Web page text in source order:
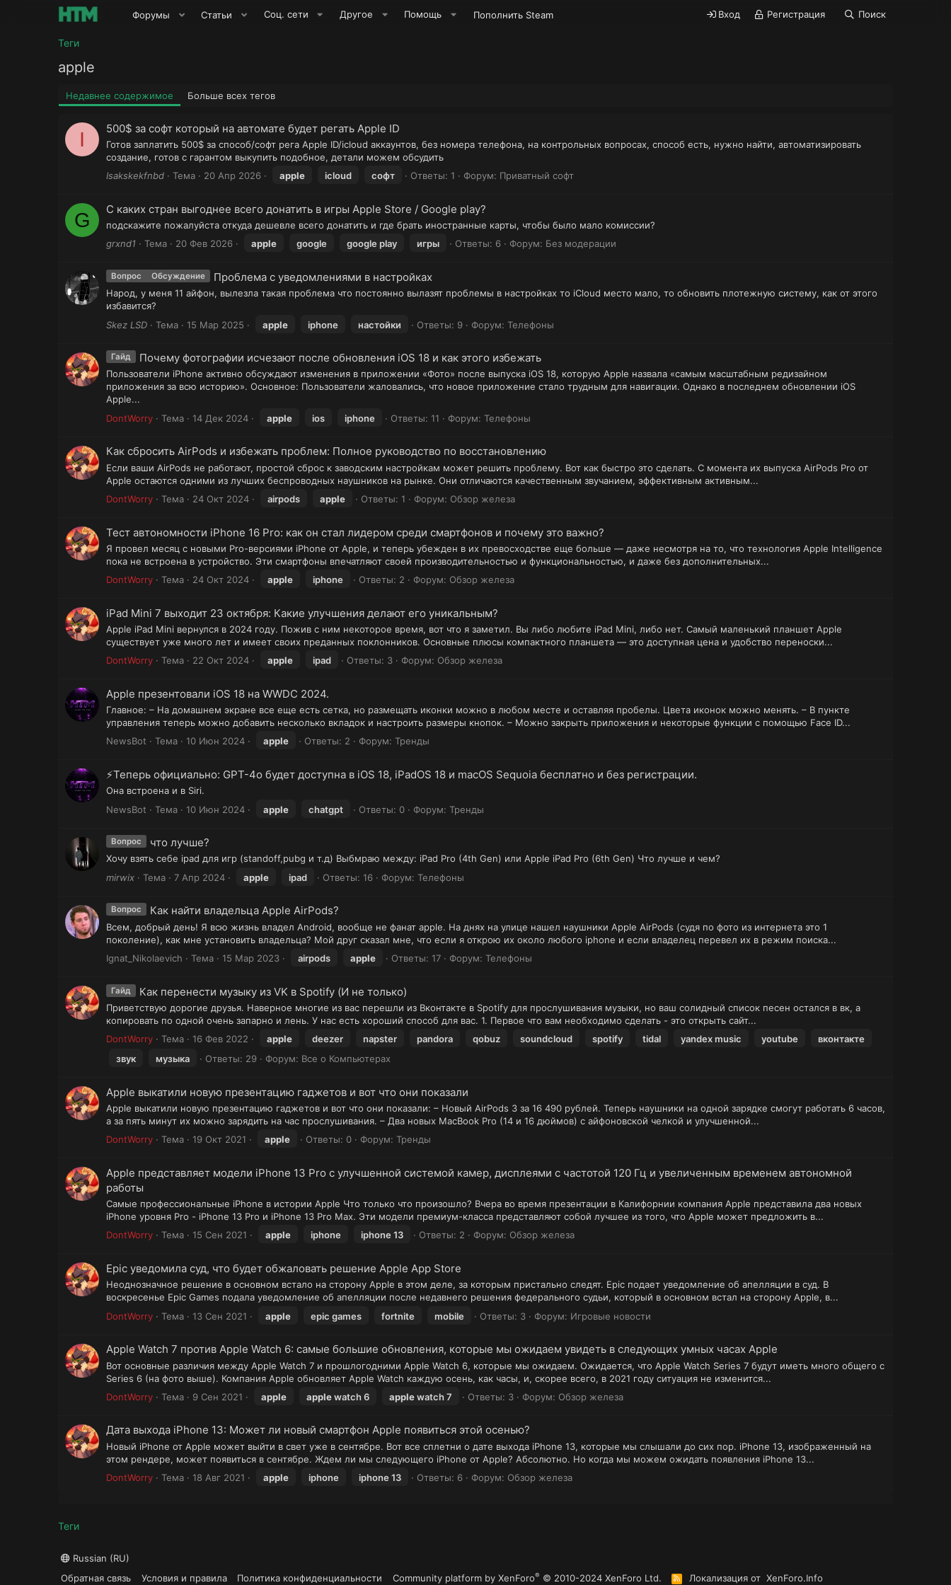
Форумы Статьи Соц. сети Другое Помощь Пополнить Steam Вход Регистрация Поиск
Теги
apple
Недавнее содержимое Больше всех тегов
I 500$ за софт который на автомате будет регать Apple ID
Готов заплатить 500$ за способ/софт рега Apple ID/icloud аккаунтов, без номера телефона, на контрольных вопросах, способ есть, нужно найти, автоматизировать
создание, готов с гарантом выкупить подобное, детали можем обсудить
Isakskekfnbd
Тема 20 Апр 2026 apple icloud софт Ответы: 1 Форум: Приватный софт
G С каких стран выгоднее всего донатить в игры Apple Store / Google play?
подскажите пожалуйста откуда дешевле всего донатить и где брать иностранные карты, чтобы было мало комиссии?
grxnd1
Тема 20 Фев 2026 apple google google play игры Ответы: 6 Форум: Без модерации
Вопрос Обсуждение Проблема с уведомлениями в настройках
Народ, у меня 11 айфон, вылезла такая проблема что постоянно вылазят проблемы в настройках то iCloud место мало, то обновить плотежную систему, как от этого
избавится?
Skez LSD
Тема 15 Мар 2025 apple iphone настойки Ответы: 9 Форум: Телефоны
Гайд Почему фотографии исчезают после обновления iOS 18 и как этого избежать
Пользователи iPhone активно обсуждают изменения в приложении «Фото» после выпуска iOS 18, которую Apple назвала «самым масштабным редизайном
приложения за всю историю». Основное: Пользователи жаловались, что новое приложение стало трудным для навигации. Однако в последнем обновлении iOS
Apple...
DontWorry
Тема 14 Дек 2024 apple ios iphone Ответы: 11 Форум: Телефоны
Как сбросить AirPods и избежать проблем: Полное руководство по восстановлению
Если ваши AirPods не работают, простой сброс к заводским настройкам может решить проблему. Вот как быстро это сделать. С момента их выпуска AirPods Pro от
Apple остаются одними из лучших беспроводных наушников на рынке. Они отличаются качественным звучанием, эффективным активным...
DontWorry
Тема 24 Окт 2024 airpods apple Ответы: 1 Форум: Обзор железа
Тест автономности iPhone 16 Pro: как он стал лидером среди смартфонов и почему это важно?
Я провел месяц с новыми Pro-версиями iPhone от Apple, и теперь убежден в их превосходстве еще больше — даже несмотря на то, что технология Apple Intelligence
пока не встроена в устройство. Эти смартфоны впечатляют своей производительностью и функциональностью, и даже без дополнительных...
DontWorry
Тема 24 Окт 2024 apple iphone Ответы: 2 Форум: Обзор железа
iPad Mini 7 выходит 23 октября: Какие улучшения делают его уникальным?
Apple iPad Mini вернулся в 2024 году. Пожив с ним некоторое время, вот что я заметил. Вы либо любите iPad Mini, либо нет. Самый маленький планшет Apple
существует уже много лет и имеет своих преданных поклонников. Основные плюсы компактного планшета — это доступная цена и удобство переноски...
DontWorry
Тема 22 Окт 2024 apple ipad Ответы: 3 Форум: Обзор железа
Apple презентовали iOS 18 на WWDC 2024.
Главное: – На домашнем экране все еще есть сетка, но размещать иконки можно в любом месте и оставляя пробелы. Цвета иконок можно менять. – В пункте
управления теперь можно добавить несколько вкладок и настроить размеры кнопок. – Можно закрыть приложения и некоторые функции с помощью Face ID...
NewsBot
Тема 10 Июн 2024 apple Ответы: 2 Форум: Тренды
⚡Теперь официально: GPT-4o будет доступна в iOS 18, iPadOS 18 и macOS Sequoia бесплатно и без регистрации.
Она встроена и в Siri.
NewsBot
Тема 10 Июн 2024 apple chatgpt Ответы: 0 Форум: Тренды
Вопрос что лучше?
Хочу взять себе ipad для игр (standoff,pubg и т.д) Выбмраю между: iPad Pro (4th Gen) или Apple iPad Pro (6th Gen) Что лучше и чем?
mirwix
Тема 7 Апр 2024 apple ipad Ответы: 16 Форум: Телефоны
Вопрос Как найти владельца Apple AirPods?
Всем, добрый день! Я всю жизнь владел Android, вообще не фанат apple. На днях на улице нашел наушники Apple AirPods (судя по фото из интернета это 1
поколение), как мне установить владельца? Мой друг сказал мне, что если я открою их около любого iphone и если владелец перевел их в режим поиска...
Ignat_Nikolaevich
Тема 15 Мар 2023 airpods apple Ответы: 17 Форум: Телефоны
Гайд Как перенести музыку из VK в Spotify (И не только)
Приветствую дорогие друзья. Наверное многие из вас перешли из Вконтакте в Spotify для прослушивания музыки, но ваш солидный список песен остался в вк, а
копировать по одной очень запарно и лень. У нас есть хороший способ для вас. 1. Первое что вам необходимо сделать - это открыть сайт...
DontWorry
Тема 16 Фев 2022 apple deezer napster pandora qobuz soundcloud spotify tidal yandex music youtube
вконтакте
звук
музыка Ответы: 29 Форум: Все о Компьютерах
Apple выкатили новую презентацию гаджетов и вот что они показали
Apple выкатили новую презентацию гаджетов и вот что они показали: – Новый AirPods 3 за 16 490 рублей. Теперь наушники на одной зарядке смогут работать 6 часов,
а за пять минут их можно зарядить на час прослушивания. – Два новых MacBook Pro (14 и 16 дюймов) с айфоновской челкой и улучшенной...
DontWorry
Тема 19 Окт 2021 apple Ответы: 0 Форум: Тренды
Apple представляет модели iPhone 13 Pro с улучшенной системой камер, дисплеями с частотой 120 Гц и увеличенным временем автономной
работы
Самые профессиональные iPhone в истории Apple Что только что произошло? Вчера во время презентации в Калифорнии компания Apple представила два новых
iPhone уровня Pro - iPhone 13 Pro и iPhone 13 Pro Max. Эти модели премиум-класса представляют собой лучшее из того, что Apple может предложить в...
DontWorry
Тема 15 Сен 2021 apple iphone iphone 13 Ответы: 2 Форум: Обзор железа
Epic уведомила суд, что будет обжаловать решение Apple App Store
Неоднозначное решение в основном встало на сторону Apple в этом деле, за которым пристально следят. Epic подает уведомление об апелляции в суд. В
воскресенье Epic Games подала уведомление об апелляции после недавнего решения федерального судьи, который в основном встал на сторону Apple, в...
DontWorry
Тема 13 Сен 2021 apple epic games fortnite mobile Ответы: 3 Форум: Игровые новости
Apple Watch 7 против Apple Watch 6: самые большие обновления, которые мы ожидаем увидеть в следующих умных часах Apple
Вот основные различия между Apple Watch 7 и прошлогодними Apple Watch 6, которые мы ожидаем. Ожидается, что Apple Watch Series 7 будут иметь много общего с
Series 6 (на фото выше). Компания Apple обновляет Apple Watch каждую осень, как часы, и, скорее всего, в 2021 году ситуация не изменится...
DontWorry
Тема 9 Сен 2021 apple applewatch 6 applewatch 7 Ответы: 3 Форум: Обзор железа
Дата выхода iPhone 13: Может ли новый смартфон Apple появиться этой осенью?
Новый iPhone от Apple может выйти в свет уже в сентябре. Вот все сплетни о дате выхода iPhone 13, которые мы слышали до сих пор. iPhone 13, изображенный на
этом рендере, может появиться в сентябре. Ждем ли мы следующего iPhone от Apple? Абсолютно. Но когда мы можем ожидать появления iPhone 13...
DontWorry
Тема 18 Авг 2021 apple iphone iphone 13 Ответы: 6 Форум: Обзор железа
Теги
Russian (RU)
Обратная связь
Условия и правила Политика конфиденциальности Community platform by XenForo® © 2010-2024 XenForo Ltd.
R
Локализация от XenForo.Info